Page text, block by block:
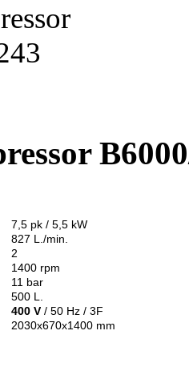
7,5 pk / 5,5 kW
827 L./min.
2
1400 rpm
11 bar
500 L.
400 V / 50 Hz / 3F
2030x670x1400 mm